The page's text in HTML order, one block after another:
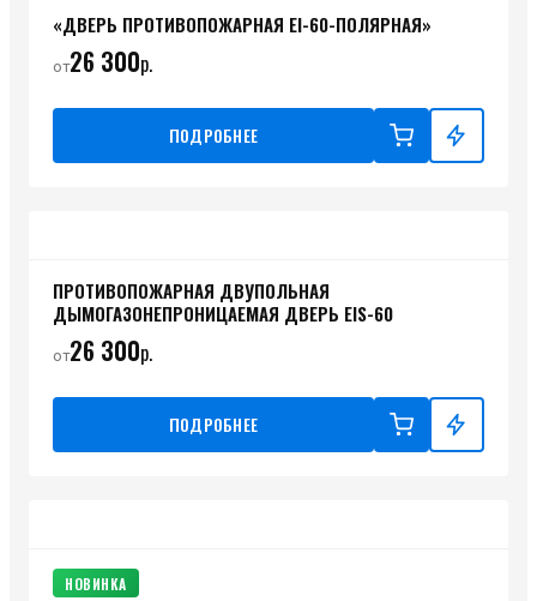
«ДВЕРЬ ПРОТИВОПОЖАРНАЯ EI-60-ПОЛЯРНАЯ»
от26 300р.
ПОДРОБНЕЕ
ПРОТИВОПОЖАРНАЯ ДВУПОЛЬНАЯ
ДЫМОГАЗОНЕПРОНИЦАЕМАЯ ДВЕРЬ EIS-60
от26 300р.
ПОДРОБНЕЕ
НОВИНКА